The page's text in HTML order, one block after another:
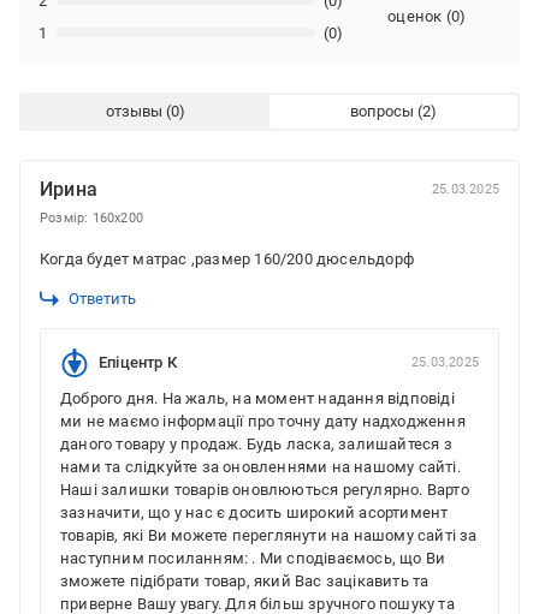
1 (0)
оценок (0)
отзывы вопросы
Ирина
25.03.2025
Розмір: 160x200
Когда будет матрас ,размер 160/200 дюсельдорф
Ответить
Епіцентр К 25.03.2025
Доброго дня. На жаль, на момент надання відповіді
ми не маємо інформації про точну дату надходження
даного товару у продаж. Будь ласка, залишайтеся з
нами та слідкуйте за оновленнями на нашому сайті.
Наші залишки товарів оновлюються регулярно. Варто
зазначити, що у нас є досить широкий асортимент
товарів, які Ви можете переглянути на нашому сайті за
наступним посиланням: . Ми сподіваємось, що Ви
зможете підібрати товар, який Вас зацікавить та
приверне Вашу увагу. Для більш зручного пошуку та